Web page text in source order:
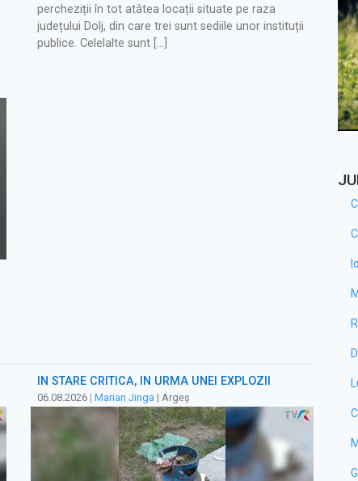
percheziții în tot atâtea locații situate pe raza
județului Dolj, din care trei sunt sediile unor instituții
publice. Celelalte sunt […]
ÎN STARE CRITICĂ, ÎN URMA UNEI EXPLOZII
06.08.2026 | Marian Jinga | Argeș